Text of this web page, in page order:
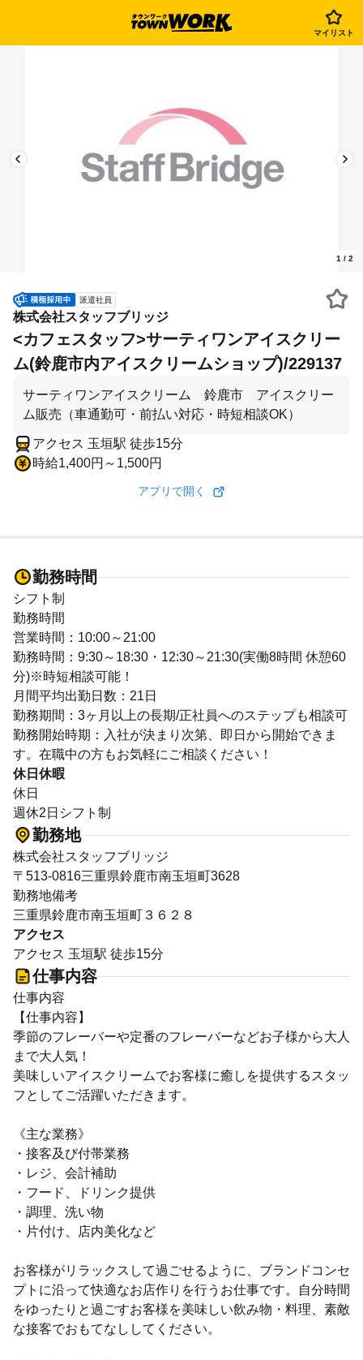
マイリスト
1 / 2
派遣社員
株式会社スタッフブリッジ
<カフェスタッフ>サーティワンアイスクリー
ム(鈴鹿市内アイスクリームショップ)/229137
サーティワンアイスクリーム 鈴鹿市 アイスクリー
ム販売（車通勤可・前払い対応・時短相談OK）
アクセス 玉垣駅 徒歩15分
時給1,400円～1,500円
アプリで開く
勤務時間
シフト制
勤務時間
営業時間：10:00～21:00
勤務時間：9:30～18:30・12:30～21:30(実働8時間 休憩60
分)※時短相談可能！
月間平均出勤日数：21日
勤務期間：3ヶ月以上の長期/正社員へのステップも相談可
勤務開始時期：入社が決まり次第、即日から開始できま
す。在職中の方もお気軽にご相談ください！
休日休暇
休日
週休2日シフト制
勤務地
株式会社スタッフブリッジ
〒513-0816三重県鈴鹿市南玉垣町3628
勤務地備考
三重県鈴鹿市南玉垣町３６２８
アクセス
アクセス 玉垣駅 徒歩15分
仕事内容
仕事内容
【仕事内容】
季節のフレーバーや定番のフレーバーなどお子様から大人
まで大人気！
美味しいアイスクリームでお客様に癒しを提供するスタッ
フとしてご活躍いただきます。
《主な業務》
・接客及び付帯業務
・レジ、会計補助
・フード、ドリンク提供
・調理、洗い物
・片付け、店内美化など
お客様がリラックスして過ごせるように、ブランドコンセ
プトに沿って快適なお店作りを行うお仕事です。自分時間
をゆったりと過ごすお客様を美味しい飲み物・料理、素敵
な接客でおもてなししてください。